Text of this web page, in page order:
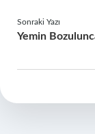
Sonraki Yazı
Yemin